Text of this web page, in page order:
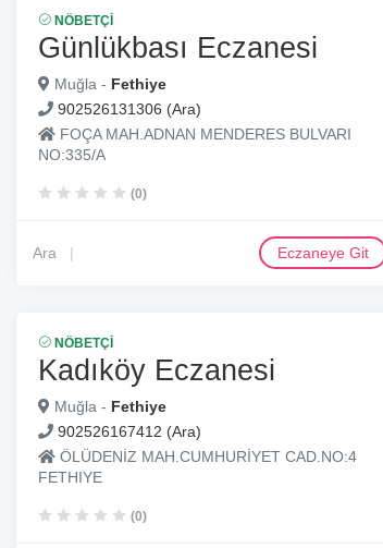
NÖBETÇI
Günlükbası Eczanesi
Muğla - Fethiye
902526131306 (Ara)
FOÇA MAH.ADNAN MENDERES BULVARI
NO:335/A
(0)
Ara Eczaneye Git
NÖBETÇI
Kadıköy Eczanesi
Muğla - Fethiye
902526167412 (Ara)
ÖLÜDENİZ MAH.CUMHURİYET CAD.NO:4
FETHIYE
(0)